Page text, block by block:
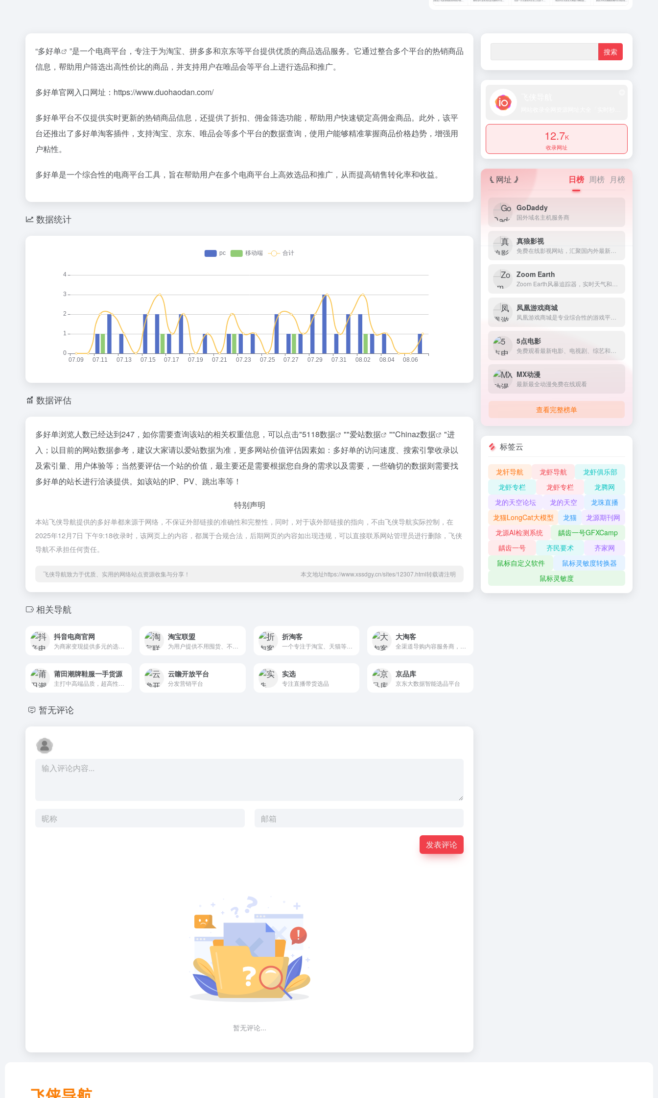
“多好单
”是一个电商平台，专注于为淘宝、拼多多和京东等平台提供优质的商品选品服务。它通过整合多个平台的热销商品
信息，帮助用户筛选出高性价比的商品，并支持用户在唯品会等平台上进行选品和推广。
多好单官网入口网址：https://www.duohaodan.com/
多好单平台不仅提供实时更新的热销商品信息，还提供了折扣、佣金筛选功能，帮助用户快速锁定高佣金商品。此外，该平
台还推出了多好单淘客插件，支持淘宝、京东、唯品会等多个平台的数据查询，使用户能够精准掌握商品价格趋势，增强用
户粘性。
多好单是一个综合性的电商平台工具，旨在帮助用户在多个电商平台上高效选品和推广，从而提高销售转化率和收益。
数据统计
数据评估
多好单浏览人数已经达到247，如你需要查询该站的相关权重信息，可以点击"5118数据 ""爱站数据 ""Chinaz数据
"进
入；以目前的网站数据参考，建议大家请以爱站数据为准，更多网站价值评估因素如：多好单的访问速度、搜索引擎收录以
及索引量、用户体验等；当然要评估一个站的价值，最主要还是需要根据您自身的需求以及需要，一些确切的数据则需要找
多好单的站长进行洽谈提供。如该站的IP、PV、跳出率等！
特别声明
本站飞侠导航提供的多好单都来源于网络，不保证外部链接的准确性和完整性，同时，对于该外部链接的指向，不由飞侠导航实际控制，在
2025年12月7日 下午9:18收录时，该网页上的内容，都属于合规合法，后期网页的内容如出现违规，可以直接联系网站管理员进行删除，飞侠
导航不承担任何责任。
飞侠导航致力于优质、实用的网络站点资源收集与分享！ 本文地址https://www.xssdgy.cn/sites/12307.html转载请注明
相关导航
抖音电商官网 淘宝联盟 折淘客
一个专注于淘宝、天猫等电商平台的导购和推广平台，旨在帮助用户通过优惠券、折扣码等方式实现购物省钱的目的
大淘客
莆田潮牌鞋服一手货源 云瞻开放平台
分发营销平台
实选
专注直播带货选品
京品库
京东大数据智能选品平台
暂无评论
发表评论
暂无评论...
12.7K
收录网址
网址 日榜 周榜 月榜
GoDaddy
国外域名主机服务商
真狼影视
Zoom Earth
凤凰游戏商城
5点电影
MX动漫
最新最全动漫免费在线观看
查看完整榜单
标签云
龙轩导航 龙虾导航
龙虾俱乐部
龙虾专栏
龙虾专栏
龙腾网
龙的天空论坛
龙的天空
龙珠直播
龙猫LongCat大模型
龙猫
龙源期刊网
龙源AI检测系统
龋齿一号GFXCamp
龋齿一号
齐民要术
齐家网
鼠标自定义软件
鼠标灵敏度转换器
鼠标灵敏度